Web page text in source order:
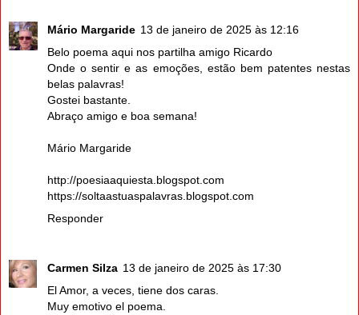
Mário Margaride 13 de janeiro de 2025 às 12:16
Belo poema aqui nos partilha amigo Ricardo
Onde o sentir e as emoções, estão bem patentes nestas
belas palavras!
Gostei bastante.
Abraço amigo e boa semana!
Mário Margaride
http://poesiaaquiesta.blogspot.com
https://soltaastuaspalavras.blogspot.com
Responder
Carmen Silza 13 de janeiro de 2025 às 17:30
El Amor, a veces, tiene dos caras.
Muy emotivo el poema.